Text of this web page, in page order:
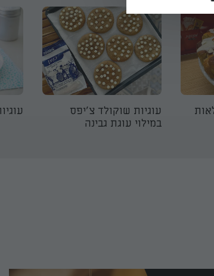
עוגיות שוקולד צ'יפס
במילוי עוגת גבינה